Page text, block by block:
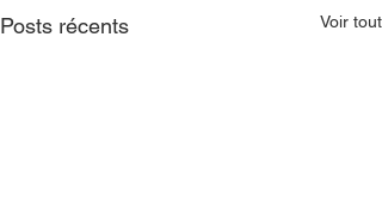
Posts récents Voir tout